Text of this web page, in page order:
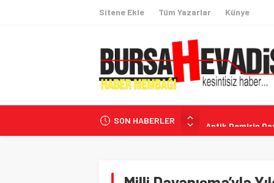
Sitene Ekle Tüm Yazarlar Künye
SON HABERLER
Özgür Özel:
Kişisel Verilerin